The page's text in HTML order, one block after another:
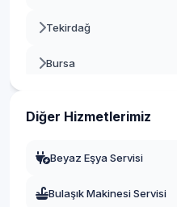
Tekirdağ
Bursa
Diğer Hizmetlerimiz
Beyaz Eşya Servisi
Bulaşık Makinesi Servisi